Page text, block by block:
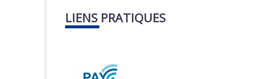
LIENS PRATIQUES